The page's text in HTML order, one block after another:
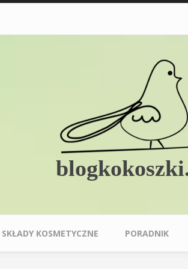
SKŁADY KOSMETYCZNE PORADNIK